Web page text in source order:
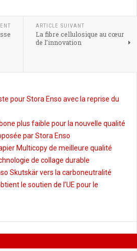
ARTICLE SUIVANT
La fibre cellulosique au cœur
de l’innovation
pour Stora Enso avec la reprise du
plus faible pour la nouvelle qualité
par Stora Enso
Multicopy de meilleure qualité
de collage durable
Skutskär vers la carboneutralité
le soutien de l’UE pour le